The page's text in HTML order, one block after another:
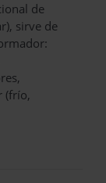
de
sirve de
(frío,